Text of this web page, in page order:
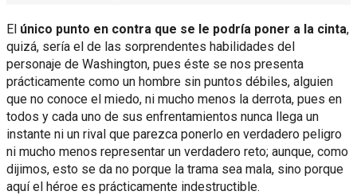
El único punto en contra que se le podría poner a la cinta,
quizá, sería el de las sorprendentes habilidades del
personaje de Washington, pues éste se nos presenta
prácticamente como un hombre sin puntos débiles, alguien
que no conoce el miedo, ni mucho menos la derrota, pues en
todos y cada uno de sus enfrentamientos nunca llega un
instante ni un rival que parezca ponerlo en verdadero peligro
ni mucho menos representar un verdadero reto; aunque, como
dijimos, esto se da no porque la trama sea mala, sino porque
aquí el héroe es prácticamente indestructible.